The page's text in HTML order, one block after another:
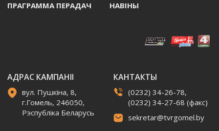
ПРАГРАММА ПЕРАДАЧ НАВIНЫ
АДРАС КАМПАНІІ
вул. Пушкіна, 8,
г.Гомель, 246050,
Рэспубліка Беларусь
КАНТАКТЫ
(0232) 34-26-78,
(0232) 34-27-68 (факс)
sekretar@tvrgomel.by